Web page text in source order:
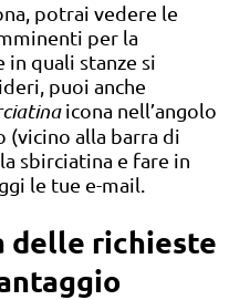
potrai vedere le
per la
in quali stanze si
puoi anche
icona nell’angolo
(vicino alla barra di
sbirciatina e fare in
le tue e-mail.
delle richieste